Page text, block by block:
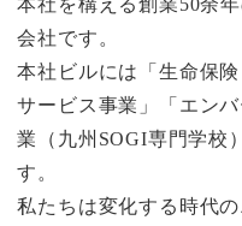
会社です。
本社ビルには「生命保
サービス事業」「エン
業（九州SOGI専門学校
す。
私たちは変化する時代